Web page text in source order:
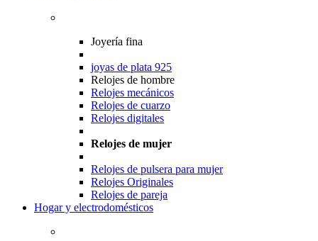
Joyería fina
joyas de plata 925
Relojes de hombre
Relojes mecánicos
Relojes de cuarzo
Relojes digitales
Relojes de mujer
Relojes de pulsera para mujer
Relojes Originales
Relojes de pareja
Hogar y electrodomésticos